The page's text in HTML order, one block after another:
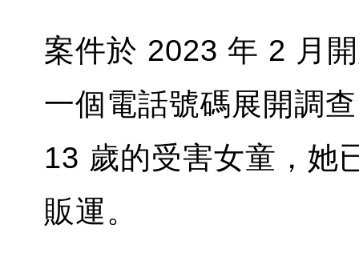
案件於 2023 年 2 月
一個電話號碼展開調
13 歲的受害女童，她
販運。